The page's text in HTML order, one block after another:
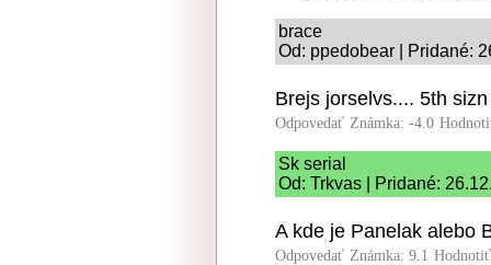
brace
Od: ppedobear | Pridané:
Brejs jorselvs.... 5th
Odpovedať Známka: -4.0
Sk serial
Od: Trkvas | Pridané:
A kde je Panelak alebo
Odpovedať Známka: 9.1